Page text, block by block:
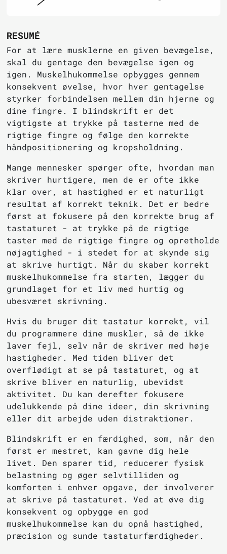
RESUMÉ
For at lære musklerne en given bevægelse,
skal du gentage den bevægelse igen og
igen. Muskelhukommelse opbygges gennem
konsekvent øvelse, hvor hver gentagelse
styrker forbindelsen mellem din hjerne og
dine fingre. I blindskrift er det
vigtigste at trykke på tasterne med de
rigtige fingre og følge den korrekte
håndpositionering og kropsholdning.
Mange mennesker spørger ofte, hvordan man
skriver hurtigere, men de er ofte ikke
klar over, at hastighed er et naturligt
resultat af korrekt teknik. Det er bedre
først at fokusere på den korrekte brug af
tastaturet - at trykke på de rigtige
taster med de rigtige fingre og opretholde
nøjagtighed - i stedet for at skynde sig
at skrive hurtigt. Når du skaber korrekt
muskelhukommelse fra starten, lægger du
grundlaget for et liv med hurtig og
ubesværet skrivning.
Hvis du bruger dit tastatur korrekt, vil
du programmere dine muskler, så de ikke
laver fejl, selv når de skriver med høje
hastigheder. Med tiden bliver det
overflødigt at se på tastaturet, og at
skrive bliver en naturlig, ubevidst
aktivitet. Du kan derefter fokusere
udelukkende på dine ideer, din skrivning
eller dit arbejde uden distraktioner.
Blindskrift er en færdighed, som, når den
først er mestret, kan gavne dig hele
livet. Den sparer tid, reducerer fysisk
belastning og øger selvtilliden og
komforten i enhver opgave, der involverer
at skrive på tastaturet. Ved at øve dig
konsekvent og opbygge en god
muskelhukommelse kan du opnå hastighed,
præcision og sunde tastaturfærdigheder.